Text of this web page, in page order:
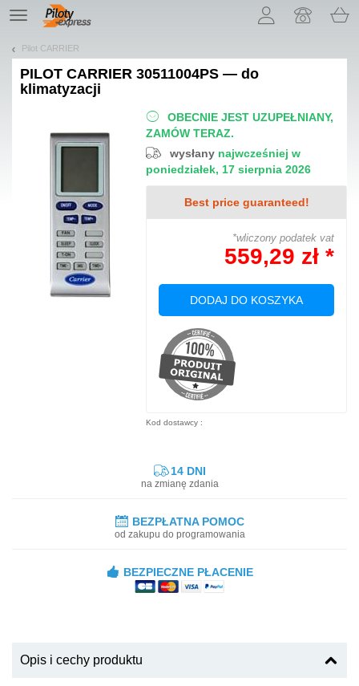
TE
navigation
Pilot CARRIER
PILOT CARRIER 30511004PS — do
klimatyzacji
OBECNIE JEST UZUPEŁNIANY,
ZAMÓW TERAZ.
wysłany najwcześniej w
poniedziałek, 17 sierpnia 2026
Best price guaranteed!
*wliczony podatek vat
559,29 zł *
DODAJ DO KOSZYKA
Kod dostawcy :
14 DNI
na zmianę zdania
BEZPŁATNA POMOC
od zakupu do programowania
BEZPIECZNE PŁACENIE
Opis i cechy produktu
Pozwól, że przedstawimy nasze ciasteczka!